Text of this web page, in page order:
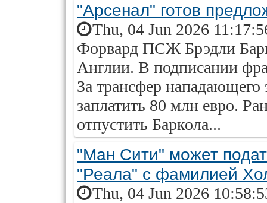
"Арсенал" готов
Thu, 04 Jun 2026
Форвард ПСЖ Брэдли
Англии. В подписании
За трансфер
заплатить 80 млн евро.
отпустить Баркола...
"Ман Сити" может
"Реала" с фамилией
Thu, 04 Jun 2026